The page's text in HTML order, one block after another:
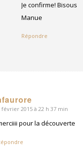
Je confirme! Bisous
Manue
Répondre
dit
février 2015 à 22 h 37 min
pour la découverte